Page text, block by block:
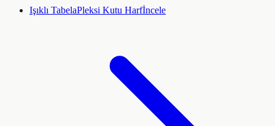
Işıklı TabelaPleksi Kutu Harfİncele